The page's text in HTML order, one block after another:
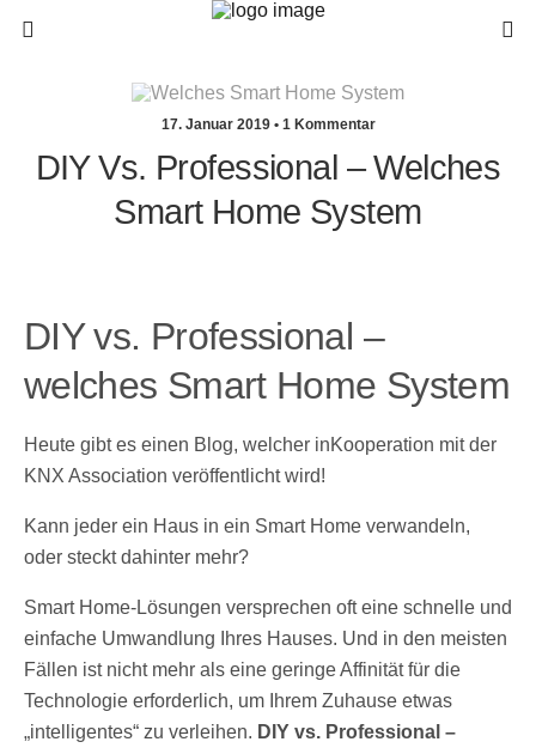
17. Januar 2019 • 1 Kommentar
DIY Vs. Professional – Welches
Smart Home System
DIY vs. Professional –
welches Smart Home System
Heute gibt es einen Blog, welcher inKooperation mit der
KNX Association veröffentlicht wird!
Kann jeder ein Haus in ein Smart Home verwandeln,
oder steckt dahinter mehr?
Smart Home-Lösungen versprechen oft eine schnelle und
einfache Umwandlung Ihres Hauses. Und in den meisten
Fällen ist nicht mehr als eine geringe Affinität für die
Technologie erforderlich, um Ihrem Zuhause etwas
„intelligentes“ zu verleihen. DIY vs. Professional –